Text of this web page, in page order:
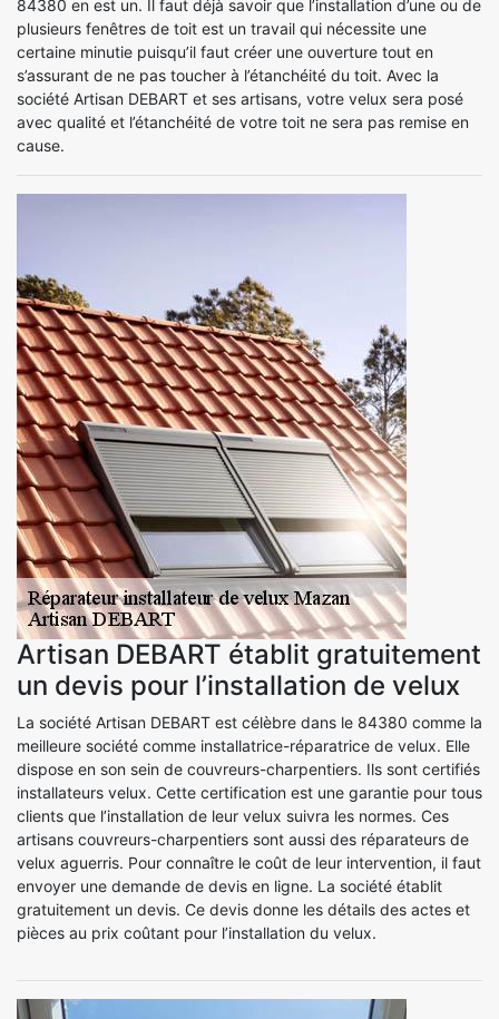
84380 en est un. Il faut déjà savoir que l’installation d’une ou de
plusieurs fenêtres de toit est un travail qui nécessite une
certaine minutie puisqu’il faut créer une ouverture tout en
s’assurant de ne pas toucher à l’étanchéité du toit. Avec la
société Artisan DEBART et ses artisans, votre velux sera posé
avec qualité et l’étanchéité de votre toit ne sera pas remise en
cause.
Artisan DEBART établit gratuitement
un devis pour l’installation de velux
La société Artisan DEBART est célèbre dans le 84380 comme la
meilleure société comme installatrice-réparatrice de velux. Elle
dispose en son sein de couvreurs-charpentiers. Ils sont certifiés
installateurs velux. Cette certification est une garantie pour tous
clients que l’installation de leur velux suivra les normes. Ces
artisans couvreurs-charpentiers sont aussi des réparateurs de
velux aguerris. Pour connaître le coût de leur intervention, il faut
envoyer une demande de devis en ligne. La société établit
gratuitement un devis. Ce devis donne les détails des actes et
pièces au prix coûtant pour l’installation du velux.